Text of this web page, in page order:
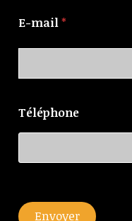
E-mail*
Téléphone
Envoyer